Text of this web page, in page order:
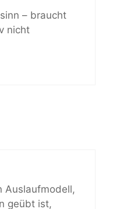
– braucht
nicht
Auslaufmodell,
geübt ist,